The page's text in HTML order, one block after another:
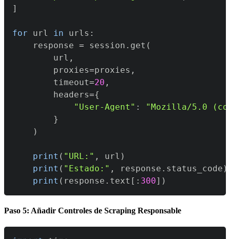
]
for url in urls :
    response
= session . get (
        url
,
        proxies
=proxies ,
        timeout
=20 ,
        headers
={
"User-Agent" :
"Mozilla/5.0
}
)
print ( "URL:" , url )
print ( "Estado:" , response . status_code )
print ( response . text [ : 300] )
Paso 5: Añadir Controles de Scraping Responsable